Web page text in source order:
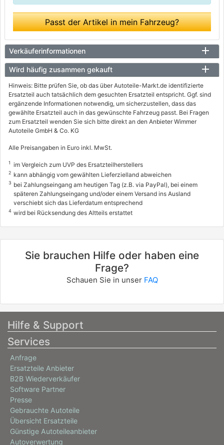
Passt der Artikel in mein Fahrzeug?
Verkäuferinformationen
Wird häufig zusammen gekauft
Hinweis: Bitte prüfen Sie, ob das über Autoteile-Markt.de identifizierte
Ersatzteil auch tatsächlich dem gesuchten Ersatzteil entspricht. Ggf. sind
ergänzende Informationen notwendig, um sicherzustellen, dass das
gewählte Ersatzteil auch in das gewünschte Fahrzeug passt. Bei Fragen
zum Ersatzteil wenden Sie sich bitte direkt an den Anbieter Wimmer
Autoteile GmbH & Co. KG
Alle Preisangaben in Euro inkl. MwSt.
1 im Vergleich zum UVP des Ersatzteilherstellers
2 kann abhängig vom gewählten Lieferzielland abweichen
3 bei Zahlungseingang am heutigen Tag (z.B. via PayPal), bei einem
späteren Zahlungseingang und/oder einem Versand ins Ausland
verschiebt sich das Lieferdatum entsprechend
4 wird bei Rücksendung des Altteils erstattet
Sie brauchen Hilfe oder haben eine
Frage?
Schauen Sie in unser FAQ
Hilfe & Support
Services
Anfrage
Ersatzteile Anbieter
B2B Wiederverkäufer
Software Partner
Presse
Gebrauchte Autoteile
Übersicht Ersatzteile
Günstige Autoteileanbieter
Autoverwertung